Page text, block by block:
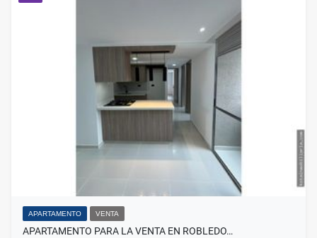
APARTAMENTO VENTA
APARTAMENTO PARA LA VENTA EN ROBLEDO…